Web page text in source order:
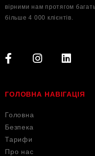
вірними нам протягом
більше 4 000 клієнтів.
ГОЛОВНА НАВІГАЦІЯ
Головна
Безпека
Тарифи
Про нас